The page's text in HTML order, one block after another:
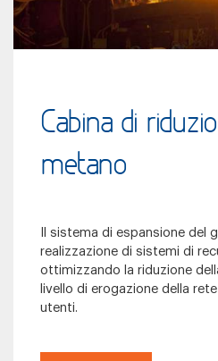
Cabina di
metano
Il sistema di espansione del
realizzazione di sistemi di
ottimizzando la riduzione
livello di erogazione della
utenti.